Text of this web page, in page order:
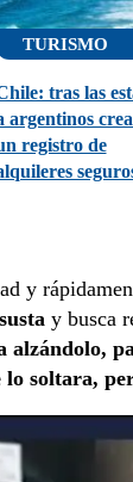
TURISMO
tras las
argentinos
registro de
y
y busca
soltara,